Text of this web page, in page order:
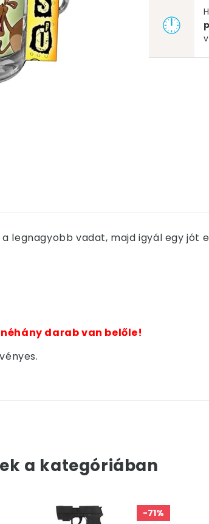
legnagyobb vadat, majd igyál egy jót
darab van belőle!
a kategóriában
-71%